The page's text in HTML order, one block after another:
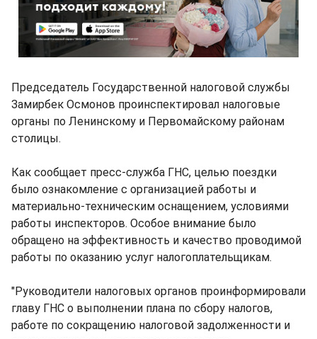
Председатель Государственной налоговой службы
Замирбек Осмонов проинспектировал налоговые
органы по Ленинскому и Первомайскому районам
столицы.
Как сообщает пресс-служба ГНС, целью поездки
было ознакомление с организацией работы и
материально-техническим оснащением, условиями
работы инспекторов. Особое внимание было
обращено на эффективность и качество проводимой
работы по оказанию услуг налогоплательщикам.
"Руководители налоговых органов проинформировали
главу ГНС о выполнении плана по сбору налогов,
работе по сокращению налоговой задолженности и